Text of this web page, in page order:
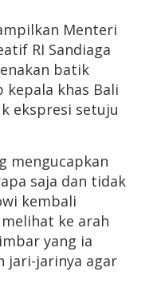
Menteri
RI Sandiaga
batik
khas Bali
ekspresi setuju
mengucapkan
saja dan tidak
kembali
ke arah
yang ia
jari-jarinya agar